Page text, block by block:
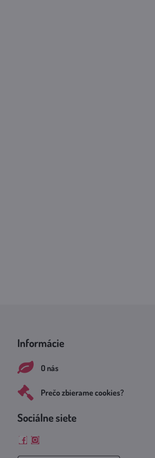
Informácie
O nás
Prečo zbierame cookies?
Sociálne siete
FacebookInstagram